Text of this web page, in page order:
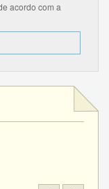
acordo com a